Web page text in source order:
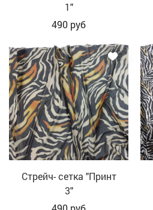
1"
490 руб
Стрейч- сетка "Принт
3"